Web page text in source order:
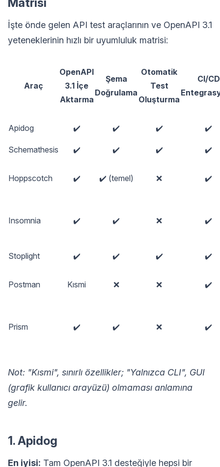
İşte önde gelen API test araçlarının ve OpenAPI 3.1
yeteneklerinin hızlı bir uyumluluk matrisi:
Araç
OpenAPI
3.1 İçe
Aktarma
Şema
Doğrulama
Otomatik
Test
Oluşturma
CI/CD
Apidog ✔️ ✔️ ✔️ ✔️
Schemathesis ✔️ ✔️ ✔️ ✔️
Hoppscotch ✔️ ✔️ (temel) ❌ ✔️
Insomnia ✔️ ✔️ ❌ ✔️
Stoplight ✔️ ✔️ ✔️ ✔️
Postman Kısmi ❌ ❌ ✔️
Prism ✔️ ✔️ ❌ ✔️
Not: "Kısmi", sınırlı özellikler; "Yalnızca CLI", GUI
(grafik kullanıcı arayüzü) olmaması anlamına
gelir.
1. Apidog
En iyisi: Tam OpenAPI 3.1 desteğiyle hepsi bir